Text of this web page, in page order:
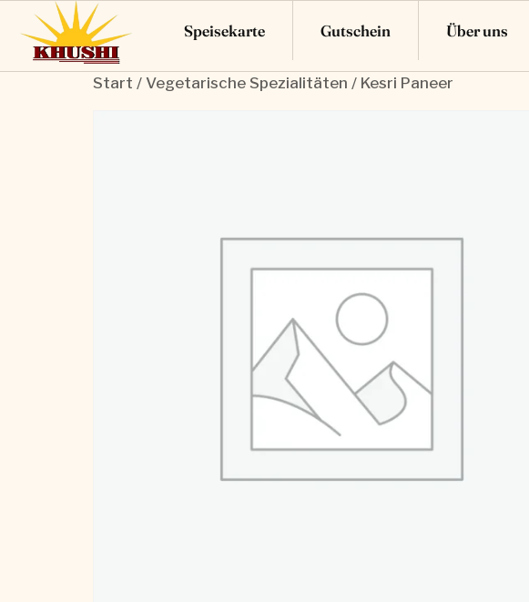
Speisekarte Gutschein Über uns
Start / Vegetarische Spezialitäten / Kesri Paneer